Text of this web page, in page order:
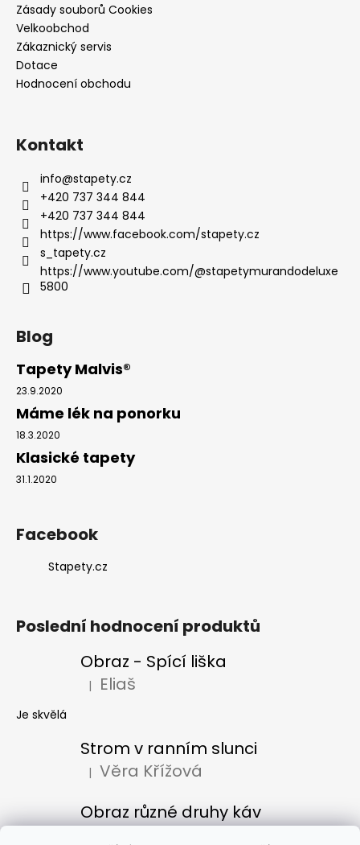
Zásady souborů Cookies
Velkoobchod
Zákaznický servis
Dotace
Hodnocení obchodu
Kontakt
info@stapety.cz
+420 737 344 844
+420 737 344 844
https://www.facebook.com/stapety.cz
s_tapety.cz
https://www.youtube.com/@stapetymurandodeluxe
5800
Blog
Tapety Malvis®
23.9.2020
Máme lék na ponorku
18.3.2020
Klasické tapety
31.1.2020
Facebook
Stapety.cz
Poslední hodnocení produktů
Obraz - Spící liška
Hodnocení produktu je 5 z 5 hvězdiček.
| Eliaš
Je skvělá
Strom v ranním slunci
Hodnocení produktu je 5 z 5 hvězdiček.
| Věra Křížová
Obraz různé druhy káv
Hodnocení produktu je 5 z 5 hvězdiček.